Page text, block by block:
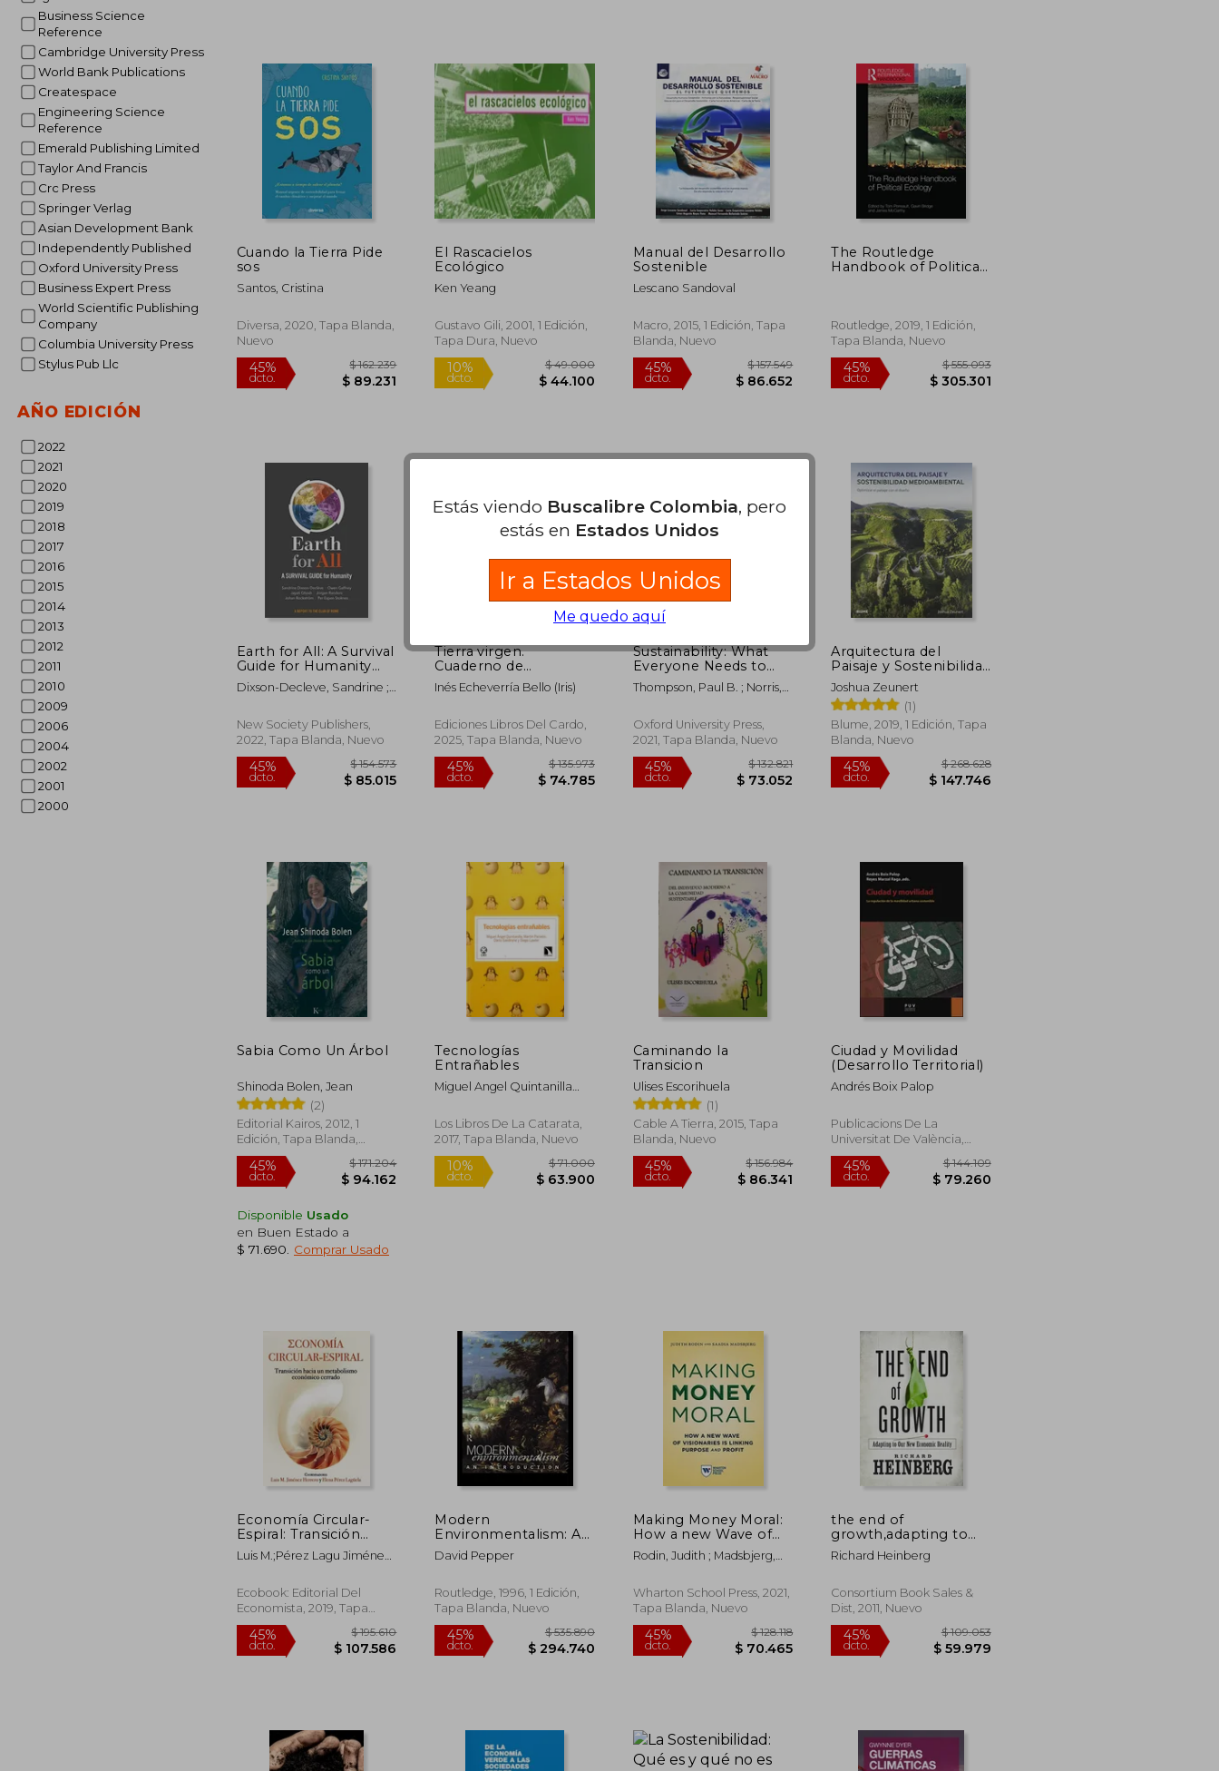
Business Science
Reference
Cambridge University Press
World Bank Publications
Createspace
Engineering Science
Reference
Emerald Publishing Limited
Taylor And Francis
Crc Press
Springer Verlag
Asian Development Bank
Independently Published
Oxford University Press
Business Expert Press
World Scientific Publishing
Company
Columbia University Press
Stylus Pub Llc
AÑO EDICIÓN
2022
2021
2020
2019
2018
2017
2016
2015
2014
2013
2012
2011
2010
2009
2006
2004
2002
2001
2000
45%
dcto.
$ 144.109
$ 79.260
45%
dcto.
$ 154.369
$ 84.903
45%
dcto.
$ 137.933
$ 75.863
45%
dcto.
Cuando la Tierra Pide
sos
Santos, Cristina
Diversa, 2020, Tapa Blanda,
Nuevo
45%
dcto.
El Rascacielos
Ecológico
Ken Yeang
Gustavo Gili, 2001, 1 Edición,
Tapa Dura, Nuevo
10%
dcto.
$ 49.000
$ 44.100
Manual del Desarrollo
Sostenible
Lescano Sandoval
Macro, 2015, 1 Edición, Tapa
Blanda, Nuevo
45%
dcto.
$ 157.549
$ 86.652
The Routledge
Handbook of Political
Inglés)
Routledge, 2019, 1 Edición,
Tapa Blanda, Nuevo
45%
dcto.
Earth for All: A Survival
Guide for Humanity
(en Inglés)
Dixson-Decleve, Sandrine ;
Jayati
New Society Publishers,
2022, Tapa Blanda, Nuevo
45%
Tierra virgen.
Cuaderno de
naturaleza de Iris
Inés Echeverría Bello (Iris)
Ediciones Libros Del Cardo,
2025, Tapa Blanda, Nuevo
45% $ 135.973
Sustainability: What
Everyone Needs to
Know® (en Inglés)
Thompson, Paul B. ; Norris,
Oxford University Press,
2021, Tapa Blanda, Nuevo
45%
Arquitectura del
Paisaje y Sostenibilidad
Medioambiental:
Optimizar el Paisaje
con el Diseño
Joshua Zeunert
(1)
Blume, 2019, 1 Edición, Tapa
Blanda, Nuevo
45%
Sabia Como Un Árbol
Shinoda Bolen, Jean
(2)
Editorial Kairos, 2012, 1
Edición, Tapa Blanda,
Nuevo
45%
dcto.
Disponible Usado
en Buen Estado a
$ 71.690
Comprar Usado
Tecnologías
Entrañables
Miguel Angel Quintanilla
Los Libros De La Catarata,
2017, Tapa Blanda, Nuevo
10%
dcto.
Caminando la
Transicion
Ulises Escorihuela
(1)
Cable A Tierra, 2015, Tapa
Blanda, Nuevo
dcto.
$ 156.984
$ 86.341
Ciudad y Movilidad
(Desarrollo Territorial)
Andrés Boix Palop
Publicacions De La
Universitat De València,
2014, 1 Edición, Tapa Blanda,
Nuevo
45%
dcto.
Economía Circular-
Espiral: Transición
Hacia un Metabolismo
Económico Cerrado
Luis M.;Pérez Lagu Jiménez
Ecobook: Editorial Del
Economista, 2019, Tapa
Blanda, Nuevo
Modern
Environmentalism: An
Introduction (en
Inglés)
David Pepper
Routledge, 1996, 1 Edición,
Tapa Blanda, Nuevo
Making Money Moral:
How a new Wave of
Visionaries is Linking
Purpose and Profit
Rodin, Judith ; Madsbjerg,
Wharton School Press, 2021,
Tapa Blanda, Nuevo
the end of
growth,adapting to
our new economic
reality
Richard Heinberg
Consortium Book Sales &
Dist, 2011, Nuevo
Estás viendo Buscalibre Colombia, pero
estás en Estados Unidos
Ir a Estados Unidos
Me quedo aquí